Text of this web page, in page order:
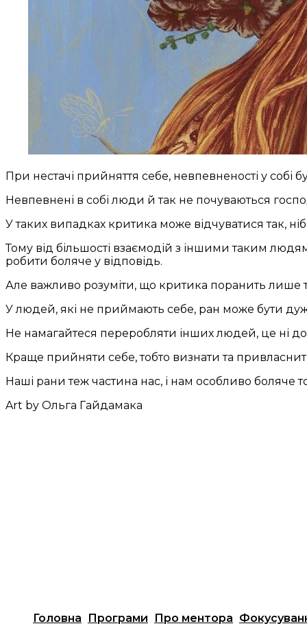
При нестачі прийняття себе, невпевненості у
Невпевнені в собі люди й так не почуваються
У таких випадках критика може відчуватися так,
Тому від більшості взаємодій з іншими таким
робити боляче у відповідь.
Але важливо розуміти, що критика поранить лише
У людей, які не приймають себе, ран може бути дуже
Не намагайтеся переробляти інших людей, це ні
Краще прийняти себе, тобто визнати та
Наші рани теж частина нас, і нам особливо боляче
Art by Ольга Гайдамака
Головна Програми Про ментора